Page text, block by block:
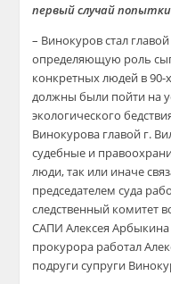
первый случай попытки
– Винокуров стал
определяющую роль
конкретных людей в 90-
должны были пойти на
экологического
Винокурова главой г.
судебные и
люди, так или иначе
председателем суда
следственный комитет
САПИ Алексея
прокурора работал
подруги супруги